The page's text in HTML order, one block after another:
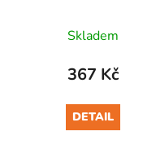
Skladem
367 Kč
DETAIL